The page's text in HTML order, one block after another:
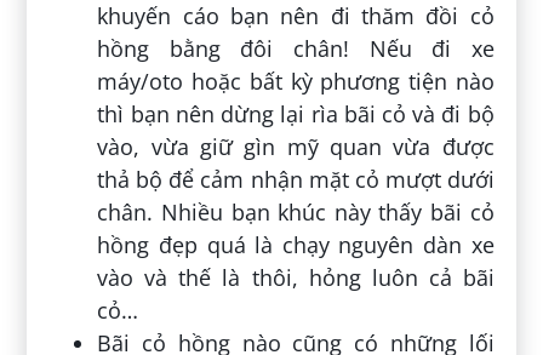
khuyến cáo bạn nên đi thăm đồi cỏ
hồng bằng đôi chân! Nếu đi xe
máy/oto hoặc bất kỳ phương tiện nào
thì bạn nên dừng lại rìa bãi cỏ và đi bộ
vào, vừa giữ gìn mỹ quan vừa được
thả bộ để cảm nhận mặt cỏ mượt dưới
chân. Nhiều bạn khúc này thấy bãi cỏ
hồng đẹp quá là chạy nguyên dàn xe
vào và thế là thôi, hỏng luôn cả bãi
cỏ…
Bãi cỏ hồng nào cũng có những lối